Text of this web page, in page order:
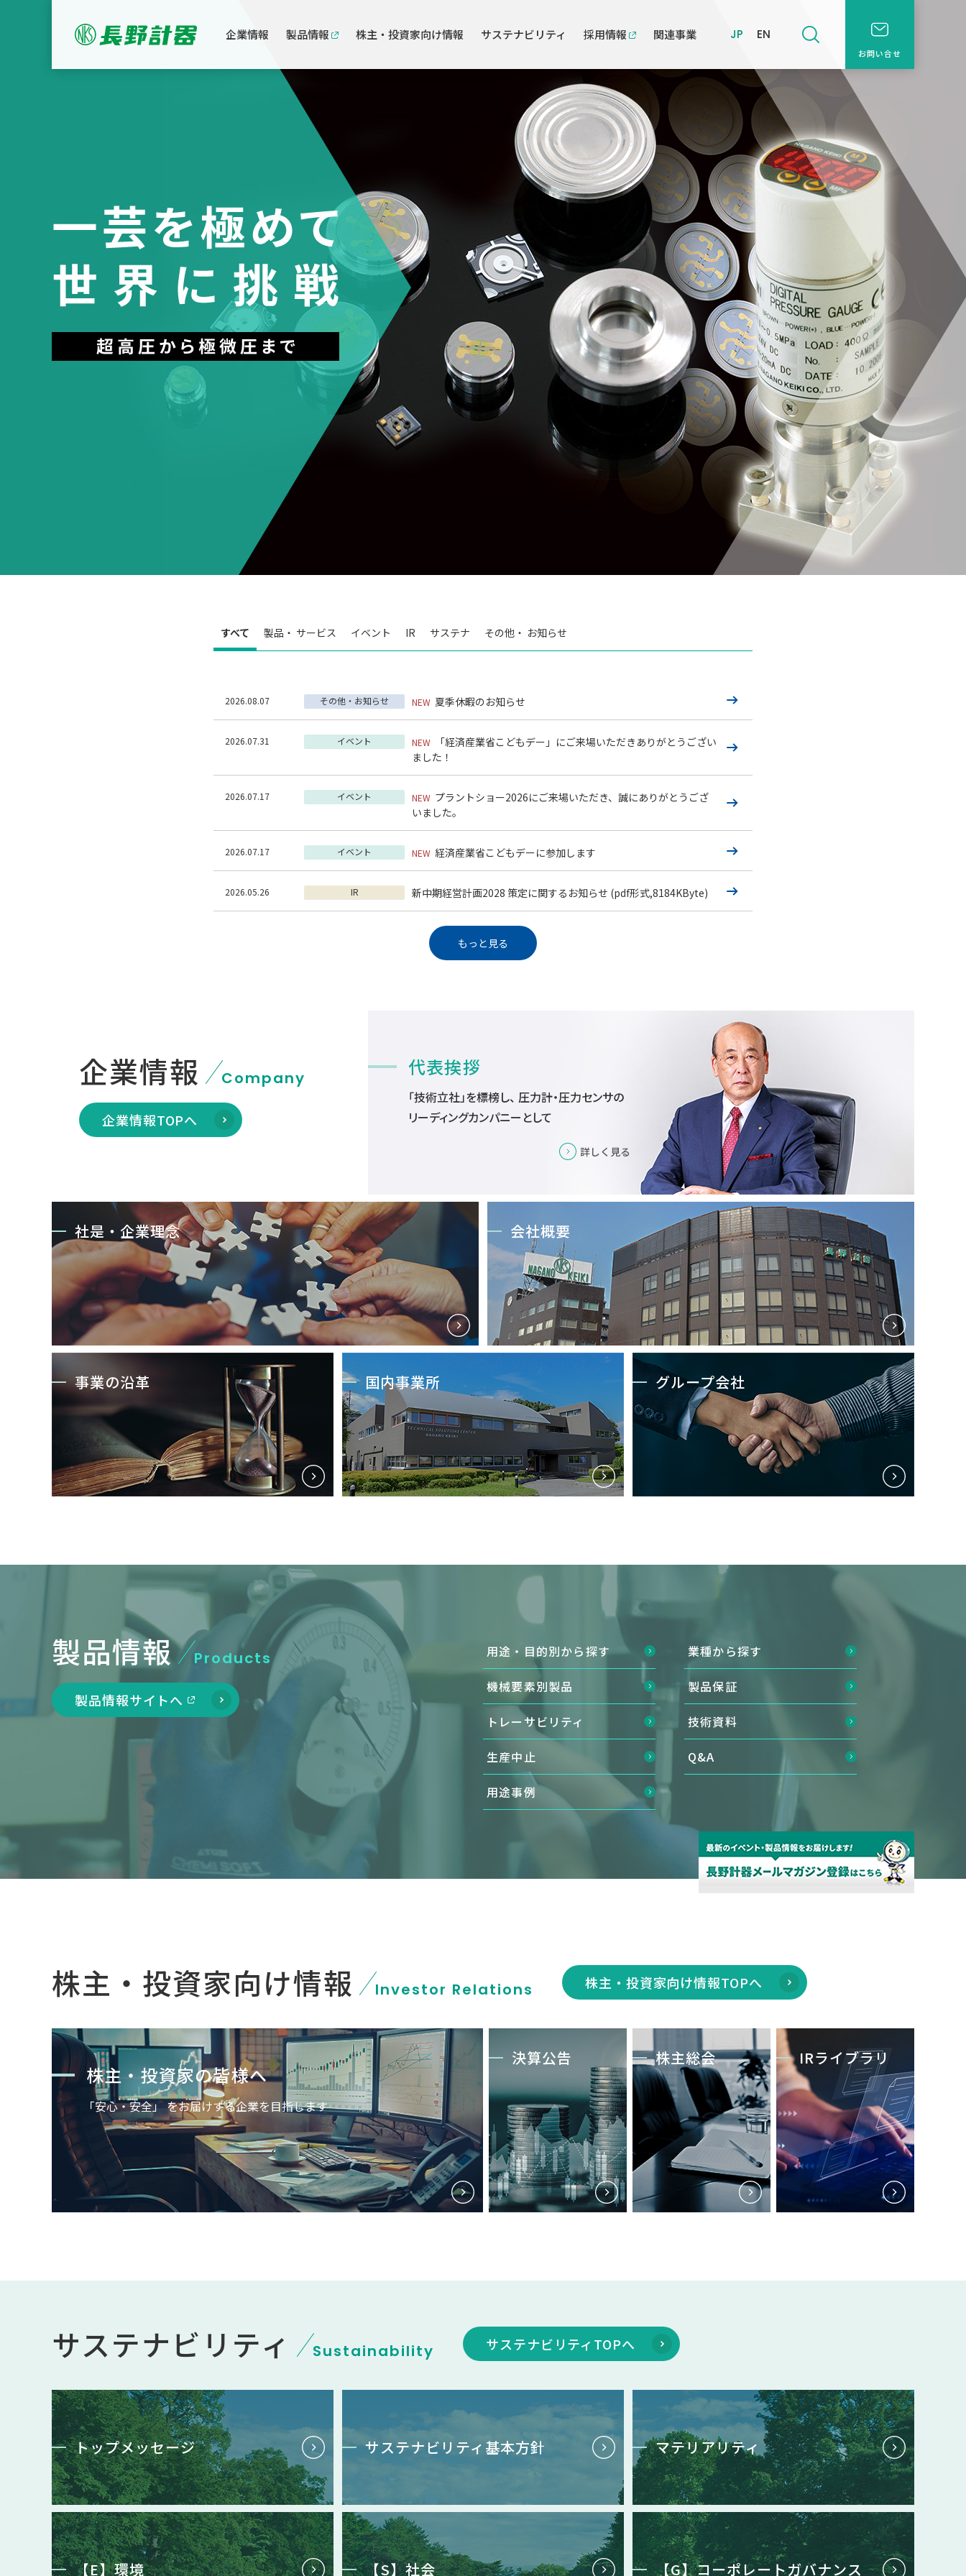
JP EN
企業情報 製品情報 株主・投資家向け情報 サステナビリティ 採用情報 関連事業
お問い合せ
すべて 製品・ サービス イベント IR サステナ その他・ お知らせ
2026.08.07 その他・お知らせ NEW 夏季休暇のお知らせ
2026.07.31 イベント NEW
「経済産業省こどもデー」にご来場いただきありがとうござい
ました！
2026.07.17 イベント NEW プラントショー2026にご来場いただき、誠にありがとうござ
いました。
2026.07.17 イベント NEW 経済産業省こどもデーに参加します
2026.05.26 IR 新中期経営計画2028 策定に関するお知らせ (pdf形式,8184KByte)
もっと見る
企業情報 Company
企業情報TOPへ
代表挨拶
「技術立社」を標榜し、 圧力計・圧力センサの
リーディングカンパニーとして
詳しく見る
社是・企業理念 会社概要
事業の沿革 国内事業所 グループ会社
製品情報 Products
製品情報サイトへ
用途・目的別から探す 業種から探す
機械要素別製品 製品保証
トレーサビリティ 技術資料
生産中止 Q&A
用途事例
株主・投資家向け情報 Investor Relations 株主・投資家向け情報TOPへ
株主・投資家の皆様へ
「安心・安全」 をお届けする企業を目指します
決算公告 株主総会 IRライブラリ
サステナビリティ Sustainability サステナビリティTOPへ
トップメッセージ サステナビリティ基本方針 マテリアリティ
【E】環境 【S】社会 【G】コーポレートガバナンス